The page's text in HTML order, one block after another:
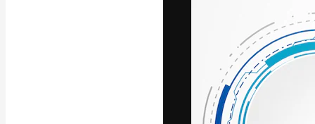
La
migliori lavori.
creativi,
Italiano